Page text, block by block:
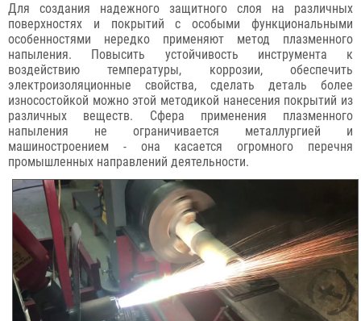
Для создания надежного защитного слоя на различных
поверхностях и покрытий с особыми функциональными
особенностями нередко применяют метод плазменного
напыления. Повысить устойчивость инструмента к
воздействию температуры, коррозии, обеспечить
электроизоляционные свойства, сделать деталь более
износостойкой можно этой методикой нанесения покрытий из
различных веществ. Сфера применения плазменного
напыления не ограничивается металлургией и
машиностроением - она касается огромного перечня
промышленных направлений деятельности.